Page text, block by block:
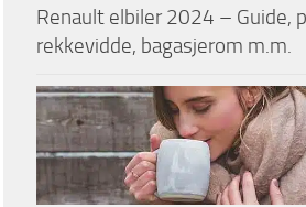
Renault elbiler 2024 – Guide,
rekkevidde, bagasjerom m.m.